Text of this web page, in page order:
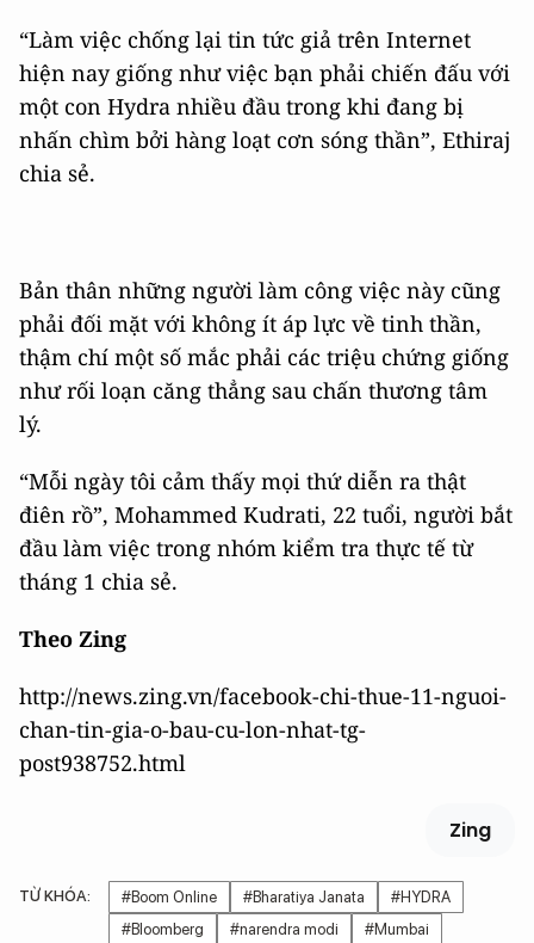
“Làm việc chống lại tin tức giả trên Internet
hiện nay giống như việc bạn phải chiến đấu với
một con Hydra nhiều đầu trong khi đang bị
nhấn chìm bởi hàng loạt cơn sóng thần”, Ethiraj
chia sẻ.
Bản thân những người làm công việc này cũng
phải đối mặt với không ít áp lực về tinh thần,
thậm chí một số mắc phải các triệu chứng giống
như rối loạn căng thẳng sau chấn thương tâm
lý.
“Mỗi ngày tôi cảm thấy mọi thứ diễn ra thật
điên rồ”, Mohammed Kudrati, 22 tuổi, người bắt
đầu làm việc trong nhóm kiểm tra thực tế từ
tháng 1 chia sẻ.
Theo Zing
http://news.zing.vn/facebook-chi-thue-11-nguoi-
chan-tin-gia-o-bau-cu-lon-nhat-tg-
post938752.html
Zing
TỪ KHÓA: #Boom Online #Bharatiya Janata
#HYDRA
#Bloomberg
#narendra modi #Mumbai